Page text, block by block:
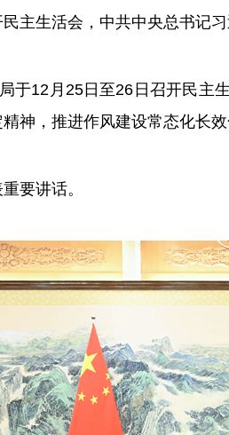
生活会，中共中央总书记
12月25日至26日召开民主
神，推进作风建设常态化长
要讲话。